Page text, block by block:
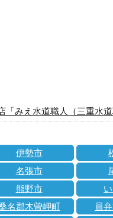
みえ水道職人（三重水道
伊勢市
名張市
熊野市
名郡木曽岬町
員